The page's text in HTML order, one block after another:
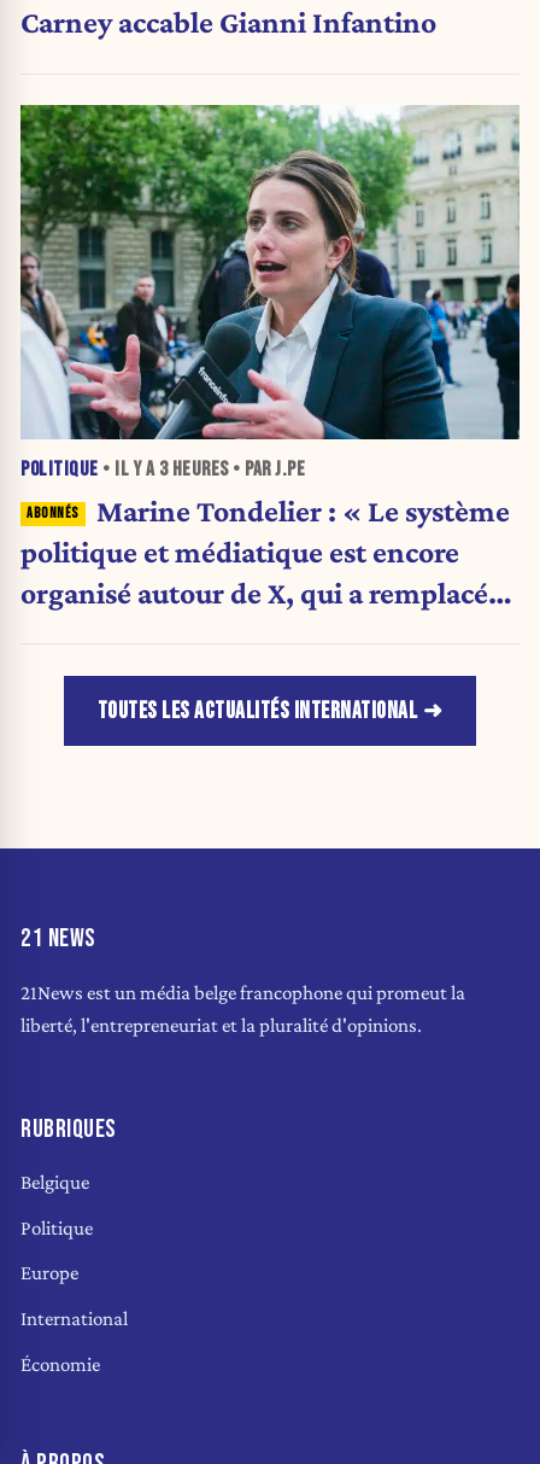
Carney accable Gianni Infantino
POLITIQUE • IL Y A 3 HEURES• PAR J.PE
Marine Tondelier : « Le système
politique et médiatique est encore
organisé autour de X, qui a remplacé
TOUTES LES ACTUALITÉS INTERNATIONAL
21 NEWS
21News est un média belge francophone qui promeut la
liberté, l'entrepreneuriat et la pluralité d'opinions.
RUBRIQUES
Belgique
Politique
Europe
International
Économie